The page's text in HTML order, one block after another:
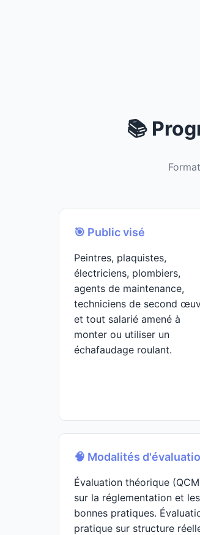
📚
🎯 Public visé
Peintres, plaquistes,
électriciens, plombiers,
agents de maintenance,
techniciens de second
et tout salarié amené à
monter ou utiliser un
échafaudage roulant.
🧠 Modalités
Évaluation théorique
sur la réglementation et les
bonnes pratiques.
pratique sur structure